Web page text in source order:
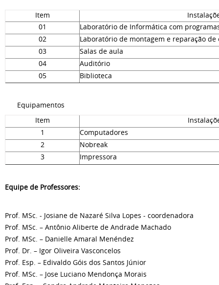
Item
01
Laboratório de Informática com
02
Laboratório de montagem e reparação
03
Salas de aula
04
Auditório
05
Biblioteca
Equipamentos
Item
1
Computadores
2
Nobreak
3
Impressora
Equipe de Professores:
Prof. MSc. - Josiane de Nazaré Silva Lopes - coordenadora
Prof. MSc. – Antônio Aliberte de Andrade Machado
Prof. MSc. – Danielle Amaral Menéndez
Prof. Dr. – Igor Oliveira Vasconcelos
Prof. Esp. – Edivaldo Góis dos Santos Júnior
Prof. MSc. – Jose Luciano Mendonça Morais